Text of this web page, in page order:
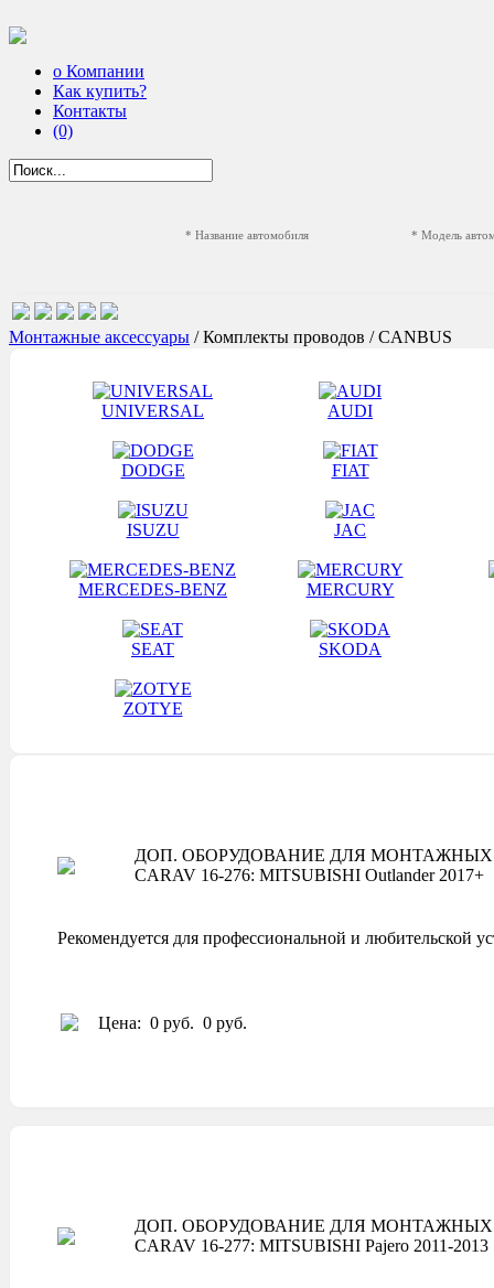
о Компании
Как купить?
Контакты
(0)
* Название автомобиля * Модель
Монтажные аксессуары / Комплекты проводов / CANBUS
UNIVERSAL AUDI
DODGE FIAT
ISUZU JAC
MERCEDES-BENZ MERCURY
SEAT SKODA
ZOTYE
ДОП. ОБОРУДОВАНИЕ ДЛЯ МОНТАЖНЫХ
CARAV 16-276: MITSUBISHI Outlander 2017+
Рекомендуется для профессиональной и любительской
Цена: 0 руб. 0 руб.
ДОП. ОБОРУДОВАНИЕ ДЛЯ МОНТАЖНЫХ
CARAV 16-277: MITSUBISHI Pajero 2011-2013